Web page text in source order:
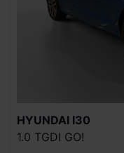
HYUNDAI I30
1.0 TGDI GO!